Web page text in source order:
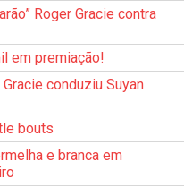
Roger Gracie contra
em premiação!
conduziu Suyan
bouts
e branca em